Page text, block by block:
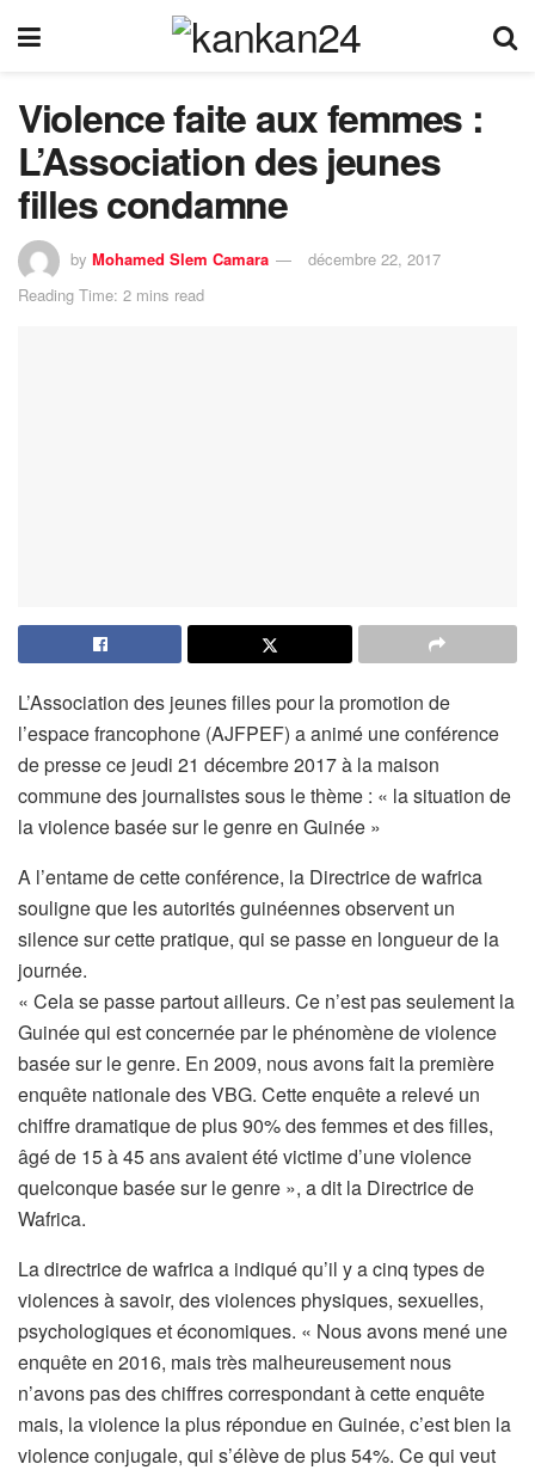
Violence faite aux femmes :
L’Association des jeunes
filles condamne
by Mohamed Slem Camara
décembre 22, 2017
Reading Time: 2 mins read
L’Association des jeunes filles pour la promotion de
l’espace francophone (AJFPEF) a animé une conférence
de presse ce jeudi 21 décembre 2017 à la maison
commune des journalistes sous le thème : « la situation de
la violence basée sur le genre en Guinée »
A l’entame de cette conférence, la Directrice de wafrica
souligne que les autorités guinéennes observent un
silence sur cette pratique, qui se passe en longueur de la
journée.
« Cela se passe partout ailleurs. Ce n’est pas seulement la
Guinée qui est concernée par le phénomène de violence
basée sur le genre. En 2009, nous avons fait la première
enquête nationale des VBG. Cette enquête a relevé un
chiffre dramatique de plus 90% des femmes et des filles,
âgé de 15 à 45 ans avaient été victime d’une violence
quelconque basée sur le genre », a dit la Directrice de
Wafrica.
La directrice de wafrica a indiqué qu’il y a cinq types de
violences à savoir, des violences physiques, sexuelles,
psychologiques et économiques. « Nous avons mené une
enquête en 2016, mais très malheureusement nous
n’avons pas des chiffres correspondant à cette enquête
mais, la violence la plus répondue en Guinée, c’est bien la
violence conjugale, qui s’élève de plus 54%. Ce qui veut